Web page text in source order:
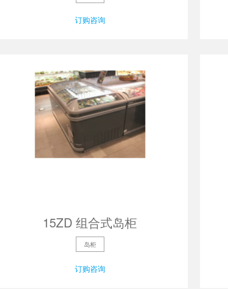
订购咨询
15ZD 组合式岛柜
岛柜
订购咨询